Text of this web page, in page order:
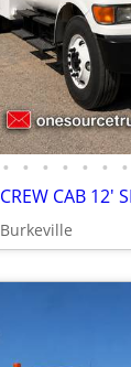
• • • • • • •
Burkeville